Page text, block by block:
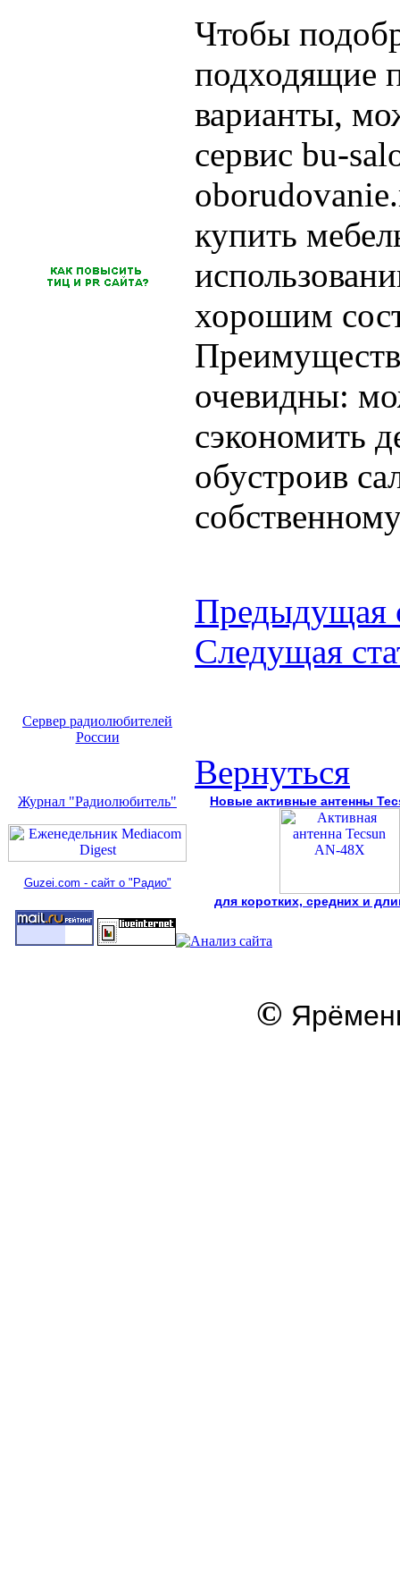
Чтобы
подходящие
варианты,
сервис bu-
купить
хорошим
очевидны:
сэкономить
обустроив
Предыдущая
Следущая
Вернуться
Сервер радиолюбителей
России
Журнал "Радиолюбитель"
Guzei.com - сайт о "Радио"
Новые активные антенны
для коротких, средних и
©